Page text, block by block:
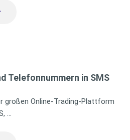
Telefonnummern in SMS
großen Online-Trading-Plattform
…